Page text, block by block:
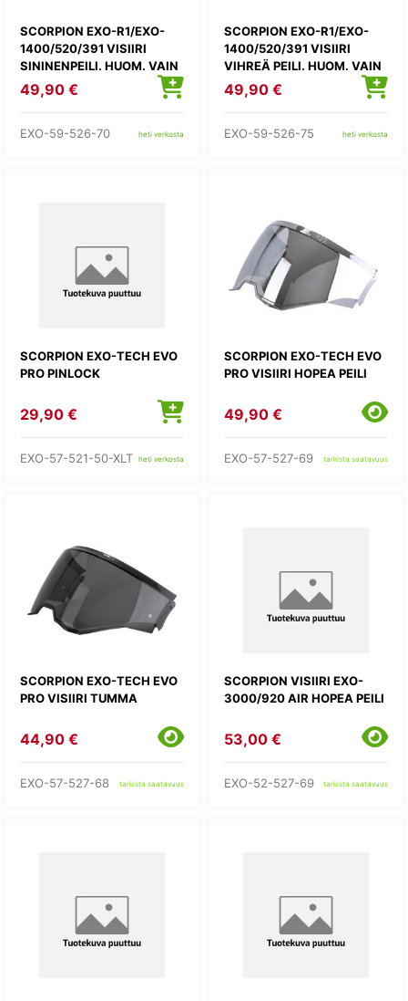
SCORPION EXO-R1/EXO-
1400/520/391 VISIIRI
SININENPEILI. HUOM. VAIN
1400 EVO II MALLI
49,90 €
EXO-59-526-70 heti verkosta
SCORPION EXO-R1/EXO-
1400/520/391 VISIIRI
VIHREÄ PEILI. HUOM. VAIN
1400 EVO II MALLI
49,90 €
EXO-59-526-75 heti verkosta
SCORPION EXO-TECH EVO
PRO PINLOCK
29,90 €
EXO-57-521-50-XLT heti verkosta
SCORPION EXO-TECH EVO
PRO VISIIRI HOPEA PEILI
49,90 €
EXO-57-527-69 tarkista saatavuus
SCORPION EXO-TECH EVO
PRO VISIIRI TUMMA
44,90 €
EXO-57-527-68 tarkista saatavuus
SCORPION VISIIRI EXO-
3000/920 AIR HOPEA PEILI
53,00 €
EXO-52-527-69 tarkista saatavuus